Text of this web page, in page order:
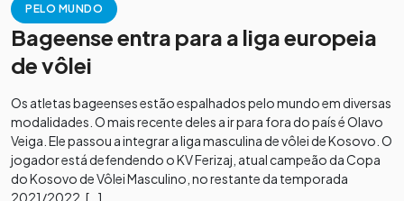
PELO MUNDO
Bageense entra para a liga europeia
de vôlei
Os atletas bageenses estão espalhados pelo mundo em diversas
modalidades. O mais recente deles a ir para fora do país é Olavo
Veiga. Ele passou a integrar a liga masculina de vôlei de Kosovo. O
jogador está defendendo o KV Ferizaj, atual campeão da Copa
do Kosovo de Vôlei Masculino, no restante da temporada
2021/2022. […]